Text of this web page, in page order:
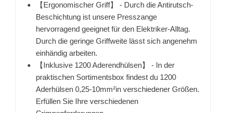
【Ergonomischer Griff】 - Durch die Antirutsch-
Beschichtung ist unsere Presszange
hervorragend geeignet für den Elektriker-Alltag.
Durch die geringe Griffweite lässt sich angenehm
einhändig arbeiten.
【Inklusive 1200 Aderendhülsen】 - In der
praktischen Sortimentsbox findest du 1200
Aderhülsen 0,25-10mm²in verschiedener Größen.
Erfüllen Sie Ihre verschiedenen